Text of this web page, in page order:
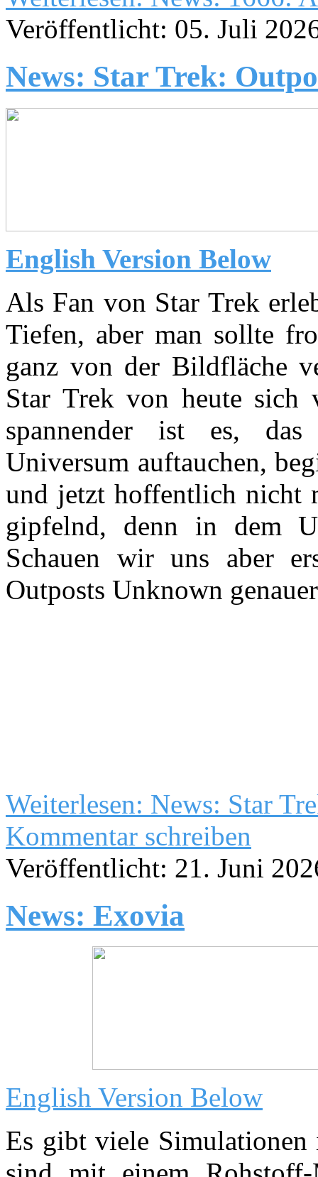
Veröffentlicht: 05. Juli
News: Star Trek:
English Version Below
Als Fan von Star Trek
Tiefen, aber man sollte
ganz von der Bildfläche
Star Trek von heute sich
spannender ist es,
Universum auftauchen,
und jetzt hoffentlich nicht
gipfelnd, denn in dem
Schauen wir uns aber
Outposts Unknown
Weiterlesen: News: Star
Kommentar schreiben
Veröffentlicht: 21. Juni
News: Exovia
English Version Below
Es gibt viele